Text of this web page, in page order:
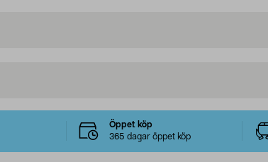
Öppet köp
365 dagar öppet köp